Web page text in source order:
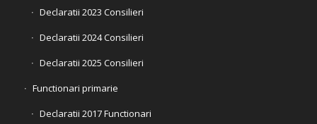
Declaratii 2023 Consilieri
Declaratii 2024 Consilieri
Declaratii 2025 Consilieri
Functionari primarie
Declaratii 2017 Functionari